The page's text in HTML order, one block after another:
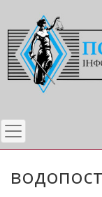
до
основного
вмісту